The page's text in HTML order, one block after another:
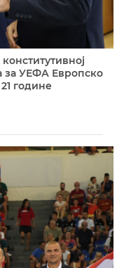
за УЕФА Европско
године